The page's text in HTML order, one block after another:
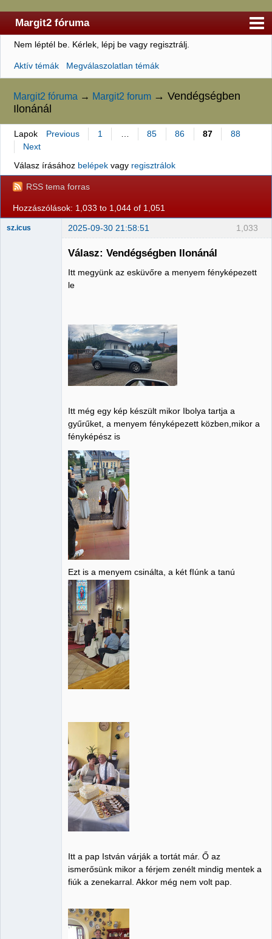
Margit2 fóruma
Kezdőlap
Felhasználólista
Szabályzat
Keresés
Regisztráció
Nem léptél be. Kérlek, lépj be vagy regisztrálj.
Aktív témák Megválaszolatlan témák
Margit2 fóruma → Margit2 forum →Vendégségben
Ilonánál
Lapok Previous 1 85 86 87
88
Next
Válasz írásához belépekvagy regisztrálok
RSS tema forras
Hozzászólások: 1,033 to 1,044 of 1,051
1,033
sz.icus 2025-09-30 21:58:51
Válasz: Vendégségben Ilonánál
Itt megyünk az esküvőre a menyem fényképezett
le
Itt még egy kép készült mikor Ibolya tartja a
gyűrűket, a menyem fényképezett közben,mikor a
fényképész is
Ezt is a menyem csinálta, a két fIúnk a tanú
Itt a pap István várják a tortát már. Ő az
ismerősünk mikor a férjem zenélt mindig mentek a
fiúk a zenekarral. Akkor még nem volt pap.